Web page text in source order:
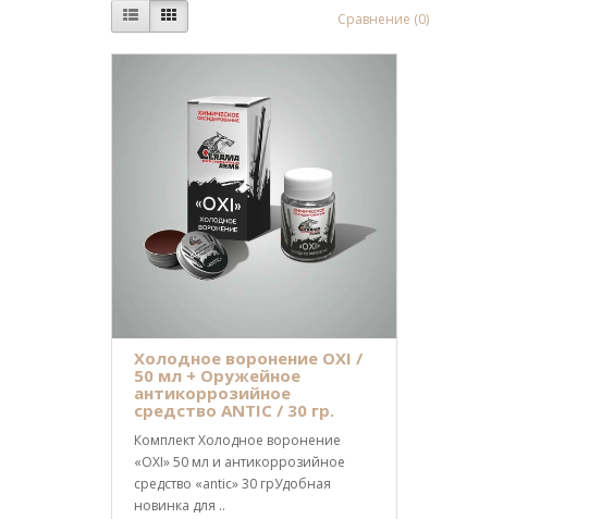
Сравнение (0)
Холодное воронение OXI /
50 мл + Оружейное
антикоррозийное
средство ANTIC / 30 гр.
Комплект Холодное воронение
«OXI» 50 мл и антикоррозийное
средство «antic» 30 грУдобная
новинка для ..